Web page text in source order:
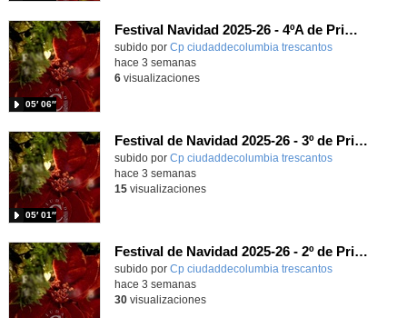
Festival Navidad 2025-26 - 4ºA de Primaria
subido por Cp ciudaddecolumbia trescantos
05′ 06″
-
hace 3 semanas
6visualizaciones
Festival de Navidad 2025-26 - 3º de Primaria
subido por Cp ciudaddecolumbia trescantos
05′ 01″
-
hace 3 semanas
15visualizaciones
Festival de Navidad 2025-26 - 2º de Primaria
subido por Cp ciudaddecolumbia trescantos-
hace 3 semanas
30visualizaciones